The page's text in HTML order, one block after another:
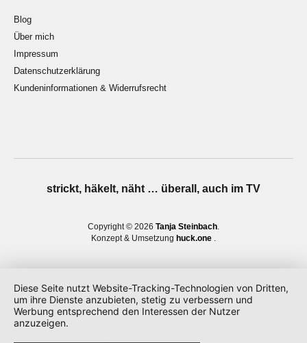
Blog
Über mich
Impressum
Datenschutzerklärung
Kundeninformationen & Widerrufsrecht
strickt, häkelt, näht … überall, auch im TV
Copyright © 2026 Tanja Steinbach
Konzept & Umsetzung huck.one
Diese Seite nutzt Website-Tracking-Technologien von Dritten,
um ihre Dienste anzubieten, stetig zu verbessern und
Werbung entsprechend den Interessen der Nutzer
anzuzeigen.